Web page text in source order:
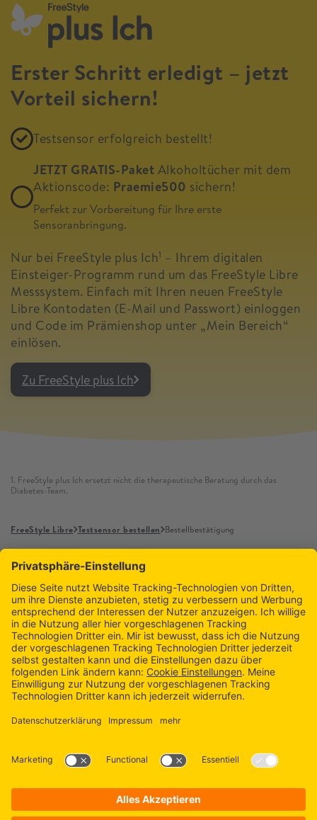
Erster Schritt erledigt – jetzt
Vorteil sichern!
Testsensor erfolgreich bestellt!
JETZT GRATIS-Paket Alkoholtücher mit dem
Aktionscode: Praemie500 sichern!
Perfekt zur Vorbereitung für Ihre erste
Sensoranbringung.
Nur bei FreeStyle plus Ich1 – Ihrem digitalen
Einsteiger-Programm rund um das FreeStyle Libre
Messsystem. Einfach mit Ihren neuen FreeStyle
Libre Kontodaten (E-Mail und Passwort) einloggen
und Code im Prämienshop unter „Mein Bereich“
einlösen.
Zu FreeStyle plus Ich
1. FreeStyle plus Ich ersetzt nicht die therapeutische Beratung durch das
Diabetes-Team.
FreeStyle Libre Testsensor bestellen Bestellbestätigung
Cookie Einstellungen
Cookie-Richtlinie
Einfache Sprache
Barrierefreiheitserklärung
EU-Datenverordnung